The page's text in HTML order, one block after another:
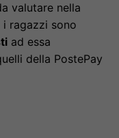
valutare nella
ragazzi sono
ad essa
della PostePay